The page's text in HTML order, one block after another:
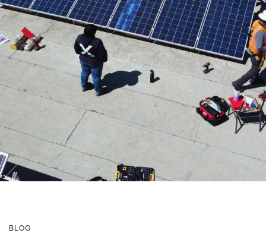
BLOG